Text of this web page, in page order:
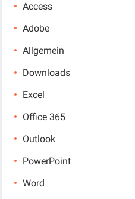
Access
Adobe
Allgemein
Downloads
Excel
Office 365
Outlook
PowerPoint
Word